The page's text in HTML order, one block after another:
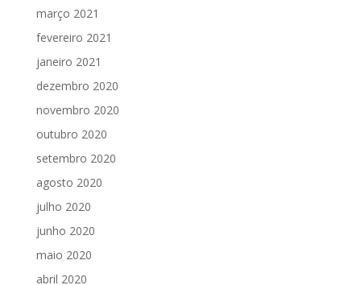
março 2021
fevereiro 2021
janeiro 2021
dezembro 2020
novembro 2020
outubro 2020
setembro 2020
agosto 2020
julho 2020
junho 2020
maio 2020
abril 2020